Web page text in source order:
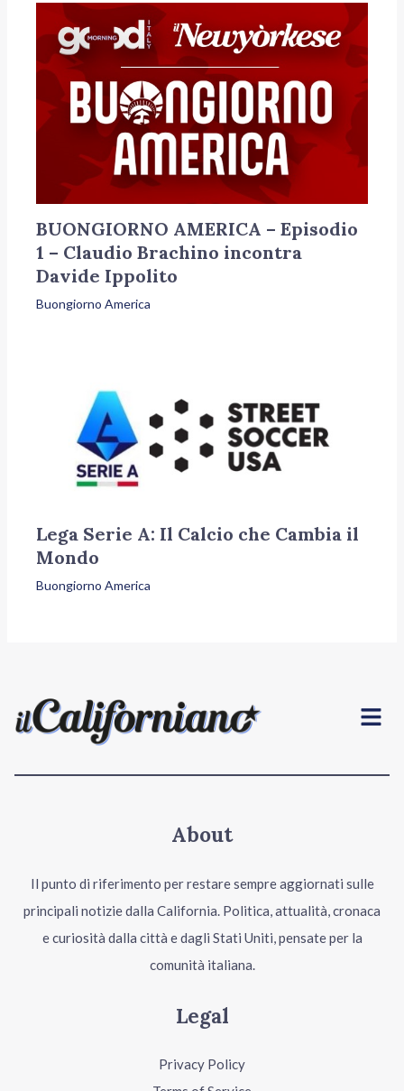
BUONGIORNO AMERICA – Episodio
1 – Claudio Brachino incontra
Davide Ippolito
Buongiorno America
Lega Serie A: Il Calcio che Cambia il
Mondo
Buongiorno America
Menu
About
Il punto di riferimento per restare sempre aggiornati sulle
principali notizie dalla California. Politica, attualità, cronaca
e curiosità dalla città e dagli Stati Uniti, pensate per la
comunità italiana.
Legal
Privacy Policy